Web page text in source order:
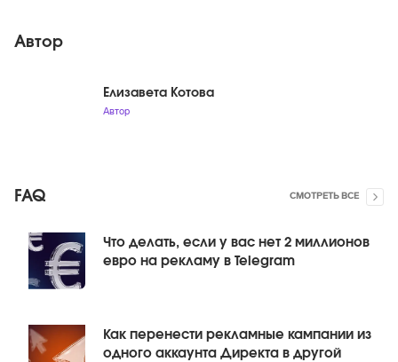
Автор
Елизавета Котова
Автор
FAQ СМОТРЕТЬ ВСЕ
Что делать, если у вас нет 2 миллионов
евро на рекламу в Telegram
Как перенести рекламные кампании из
одного аккаунта Директа в другой